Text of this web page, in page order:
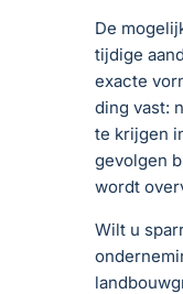
De
tijdige
exacte
ding vast:
te krijgen
gevolgen
wordt
Wilt u